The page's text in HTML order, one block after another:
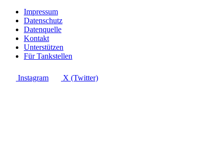
Impressum
Datenschutz
Datenquelle
Kontakt
Unterstützen
Für Tankstellen
Instagram X (Twitter)